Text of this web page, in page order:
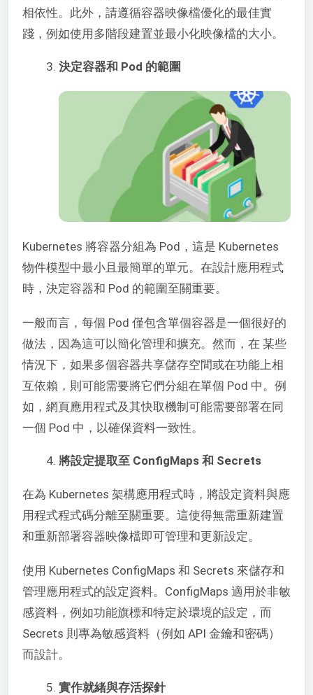
相依性。此外，請遵循容器映像檔優化的最佳實
踐，例如使用多階段建置並最小化映像檔的大小。
決定容器和 Pod 的範圍
Kubernetes 將容器分組為 Pod，這是 Kubernetes
物件模型中最小且最簡單的單元。在設計應用程式
時，決定容器和 Pod 的範圍至關重要。
一般而言，每個 Pod 僅包含單個容器是一個很好的
做法，因為這可以簡化管理和擴充。然而，在 某些
情況下，如果多個容器共享儲存空間或在功能上相
互依賴，則可能需要將它們分組在單個 Pod 中。例
如，網頁應用程式及其快取機制可能需要部署在同
一個 Pod 中，以確保資料一致性。
將設定提取至 ConfigMaps 和 Secrets
在為 Kubernetes 架構應用程式時，將設定資料與應
用程式程式碼分離至關重要。這使得無需重新建置
和重新部署容器映像檔即可管理和更新設定。
使用 Kubernetes ConfigMaps 和 Secrets 來儲存和
管理應用程式的設定資料。ConfigMaps 適用於非敏
感資料，例如功能旗標和特定於環境的設定，而
Secrets 則專為敏感資料（例如 API 金鑰和密碼）
而設計。
實作就緒與存活探針